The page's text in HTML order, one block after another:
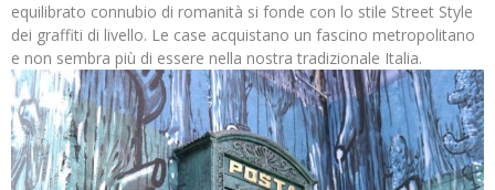
equilibrato connubio di romanità si fonde con lo stile Street Style
dei graffiti di livello. Le case acquistano un fascino metropolitano
e non sembra più di essere nella nostra tradizionale Italia.